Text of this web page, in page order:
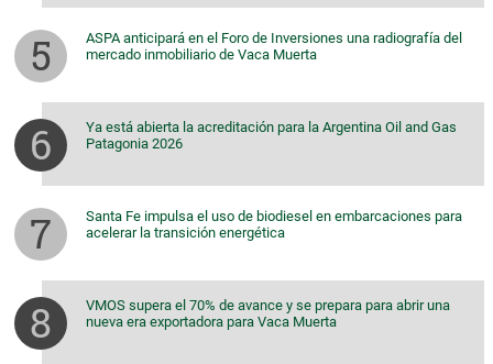
ASPA anticipará en el Foro de Inversiones una radiografía del
mercado inmobiliario de Vaca Muerta
Ya está abierta la acreditación para la Argentina Oil and Gas
Patagonia 2026
Santa Fe impulsa el uso de biodiesel en embarcaciones para
acelerar la transición energética
VMOS supera el 70% de avance y se prepara para abrir una
nueva era exportadora para Vaca Muerta